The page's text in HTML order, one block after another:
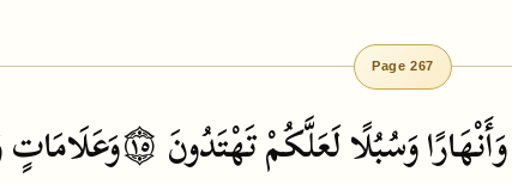
Page 267
وَأَنْهَارًاوَسُبُلًالَعَلَّكُمْتَهْتَدُونَ ۝١٥وَعَلَامَاتٍ